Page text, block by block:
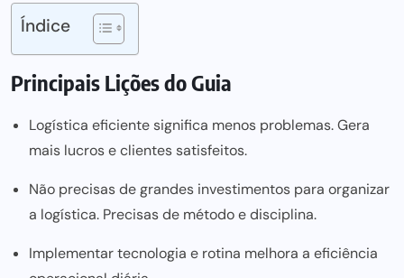
Índice
Principais Lições do Guia
Logística eficiente significa menos problemas. Gera
mais lucros e clientes satisfeitos.
Não precisas de grandes investimentos para organizar
a logística. Precisas de método e disciplina.
Implementar tecnologia e rotina melhora a eficiência